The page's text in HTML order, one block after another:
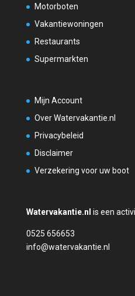
Motorboten
Vakantiewoningen
Restaurants
Supermarkten
Mijn Account
Over Watervakantie.nl
Privacybeleid
Disclaimer
Verzekering voor uw boot
Watervakantie.nl is een
0525 656653
info@watervakantie.nl